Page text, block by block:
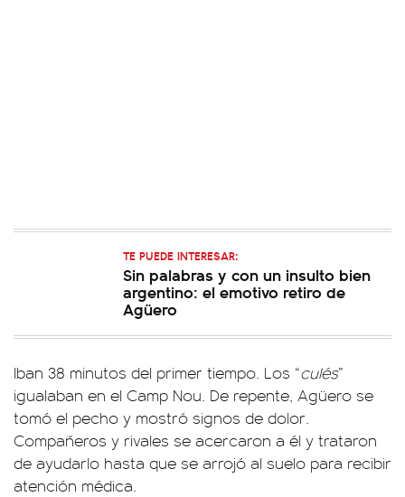
TE PUEDE INTERESAR:
Sin palabras y con un insulto bien
argentino: el emotivo retiro de
Agüero
Iban 38 minutos del primer tiempo. Los “culés”
igualaban en el Camp Nou. De repente, Agüero se
tomó el pecho y mostró signos de dolor.
Compañeros y rivales se acercaron a él y trataron
de ayudarlo hasta que se arrojó al suelo para recibir
atención médica.